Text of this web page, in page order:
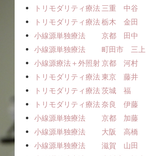
トリモダリティ療法 三重 中谷
トリモダリティ療法 栃木 金田
小線源単独療法 京都 田中
小線源単独療法 町田市 三上
小線源療法＋外照射 京都 河村
トリモダリティ療法 東京 藤井
トリモダリティ療法 茨城 福
トリモダリティ療法 奈良 伊藤
小線源単独療法 京都 加藤
小線源単独療法 大阪 高橋
小線源単独療法 滋賀 山田